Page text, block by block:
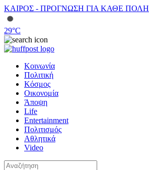
ΚΑΙΡΟΣ - ΠΡΟΓΝΩΣΗ ΓΙΑ ΚΑΘΕ ΠΟΛΗ
29°C
Κοινωνία
Πολιτική
Κόσμος
Οικονομία
Άποψη
Life
Entertainment
Πολιτισμός
Αθλητικά
Video